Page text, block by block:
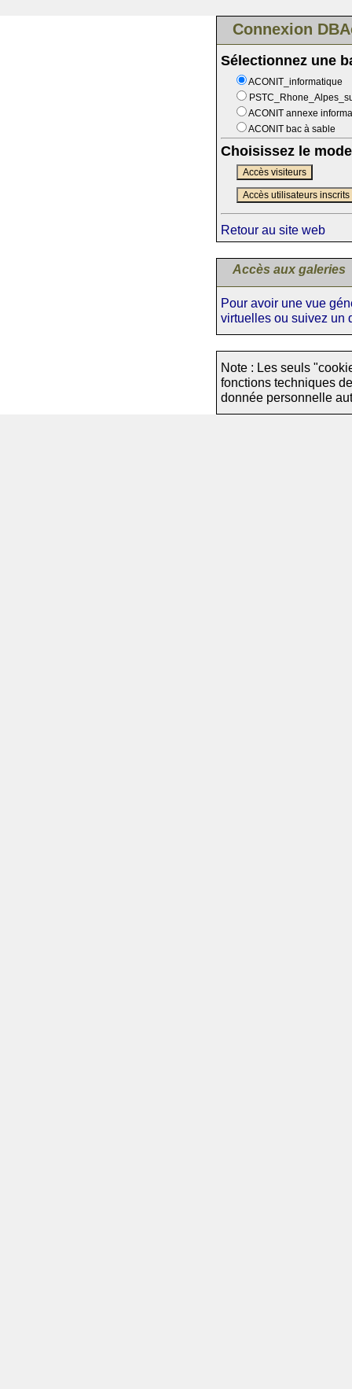
Connexion
Sélectionnez une
ACONIT_informatique
ACONIT annexe
ACONIT bac à sable
Choisissez le
Accès visiteurs
Accès utilisateurs inscrits
Retour au site web
Accès aux galeries
Pour avoir une vue
virtuelles ou suivez un
Note : Les seuls
fonctions techniques
donnée personnelle